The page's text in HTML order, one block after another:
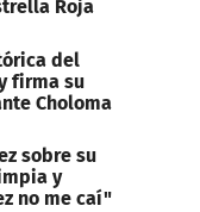
Roja
del
firma su
Choloma
sobre su
y
no me caí"